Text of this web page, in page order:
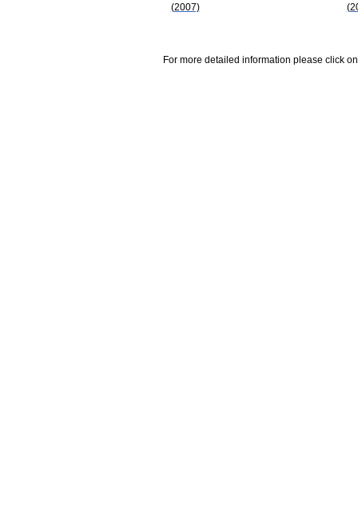
(2007)
For more detailed information please click